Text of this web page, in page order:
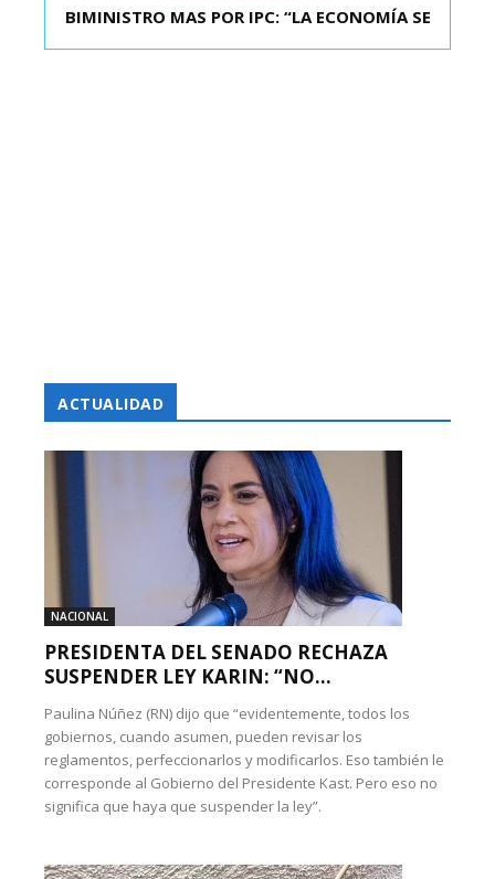
KAST SE REUNIÓ CON EL PRESIDENTE ELECTO DE
BIMINISTRO MAS POR IPC: “LA ECONOMÍA SE
ACTUALIDAD
NACIONAL
PRESIDENTA DEL SENADO RECHAZA
SUSPENDER LEY KARIN: “NO...
Paulina Núñez (RN) dijo que “evidentemente, todos los
gobiernos, cuando asumen, pueden revisar los
reglamentos, perfeccionarlos y modificarlos. Eso también le
corresponde al Gobierno del Presidente Kast. Pero eso no
significa que haya que suspender la ley”.